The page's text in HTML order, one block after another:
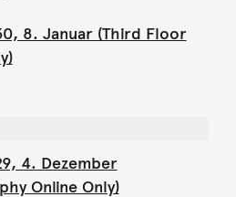
8. Januar (Third Floor
4. Dezember
Online Only)